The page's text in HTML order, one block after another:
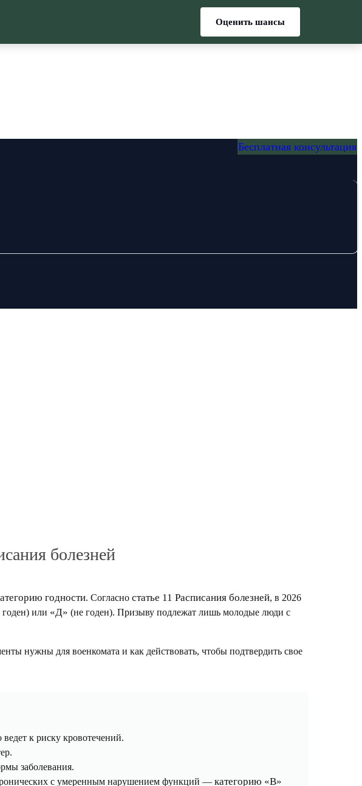
Бесплатная консультация
болезней
годности. Согласно статье 11 Расписания болезней, в 2026
или «Д» (не годен). Призыву подлежат лишь молодые люди с
нужны для военкомата и как действовать, чтобы подтвердить свое
к риску кровотечений.
заболевания.
с умеренным нарушением функций — категорию «В»
Оценить шансы